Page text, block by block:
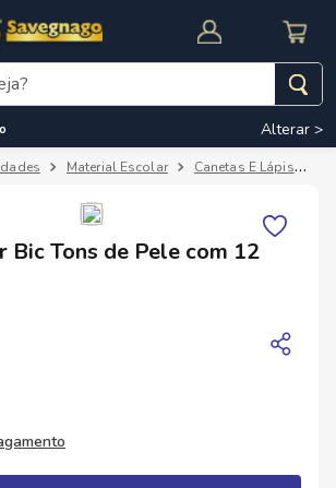
DESCONTO
Alterar >
Material Escolar Canetas E Lápis
Bic Tons de Pele com 12